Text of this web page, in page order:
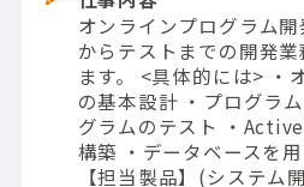
オンラインプログラム
からテストまでの開発
ます。 <具体的には> ・
の基本設計 ・プログラ
グラムのテスト ・
構築 ・データベースを
【担当製品】(システム